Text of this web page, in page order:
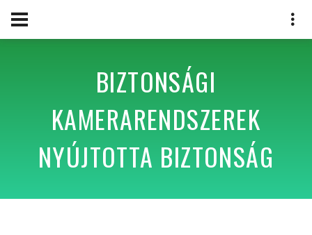
BIZTONSÁGI
KAMERARENDSZEREK
NYÚJTOTTA BIZTONSÁG